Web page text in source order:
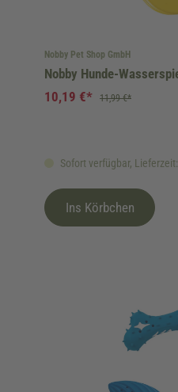
Nobby Pet Shop GmbH
Nobby Hunde-
Sofort verfügbar,
10,19 €* 11,99 €*
Ins Körbchen